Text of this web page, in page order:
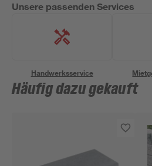
Unsere passenden Services
Handwerksservice
Häufig dazu gekauft